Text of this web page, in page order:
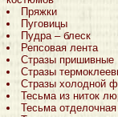
Пряжки
Пуговицы
Пудра – блеск
Репсовая лента
Стразы пришивные
Стразы
Стразы холодной
Тесьма из ниток
Тесьма отделочная